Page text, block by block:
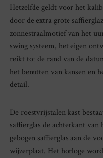
Hetzelfde geldt voor het
door de extra grote
zonnestraalmotief van het
swing systeem, het eigen
reikt tot de rand van de
het benutten van kansen en
detail.
De roestvrijstalen kast
saffierglas de achterkant
gebogen saffierglas aan de
wijzerplaat. Het horloge